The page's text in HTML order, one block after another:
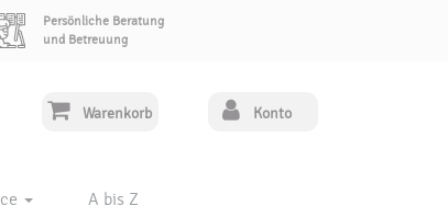
Persönliche Beratung
und Betreuung
Warenkorb Konto
A bis Z